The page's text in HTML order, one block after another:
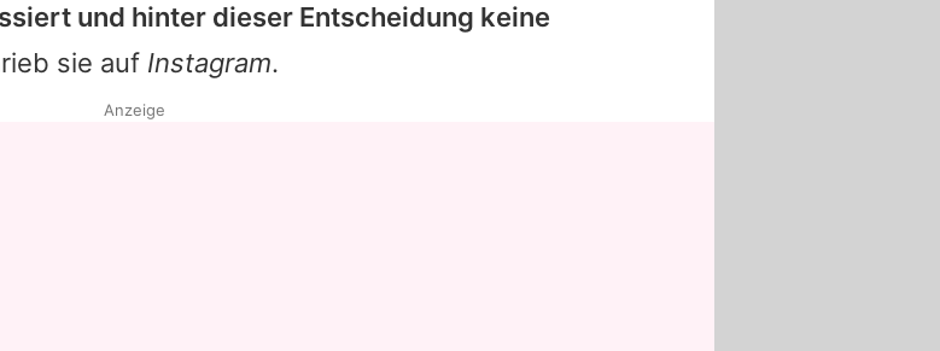
und hinter dieser Entscheidung keine
sie auf Instagram.
Anzeige